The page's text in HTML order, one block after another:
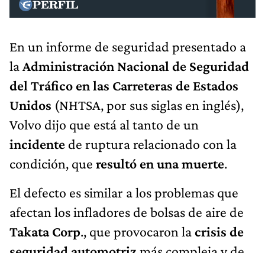
En un informe de seguridad presentado a
laAdministración Nacional de Seguridad
del Tráfico en las Carreteras de Estados
Unidos (NHTSA, por sus siglas en inglés),
Volvo dijo que está al tanto de un
incidente de ruptura relacionado con la
condición, que resultó en una muerte.
El defecto es similar a los problemas que
afectan los infladores de bolsas de aire de
Takata Corp., que provocaron lacrisis de